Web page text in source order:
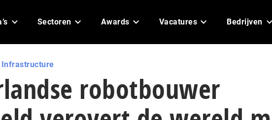
Sectoren Awards Vacatures Bedrijven
Infrastructure
robotbouwer